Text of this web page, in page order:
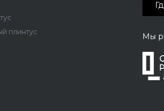
плинтус
Мы